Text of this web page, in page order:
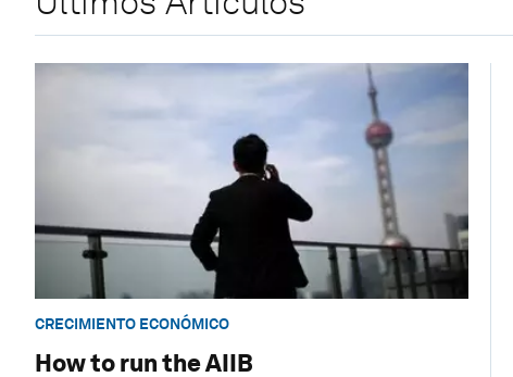
CRECIMIENTO ECONÓMICO
How to run the AIIB